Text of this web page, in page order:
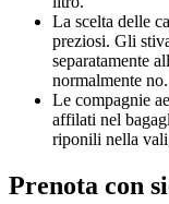
La scelta delle
preziosi. Gli
separatamente
normalmente no.
Le compagnie
affilati nel
riponili nella
Prenota con